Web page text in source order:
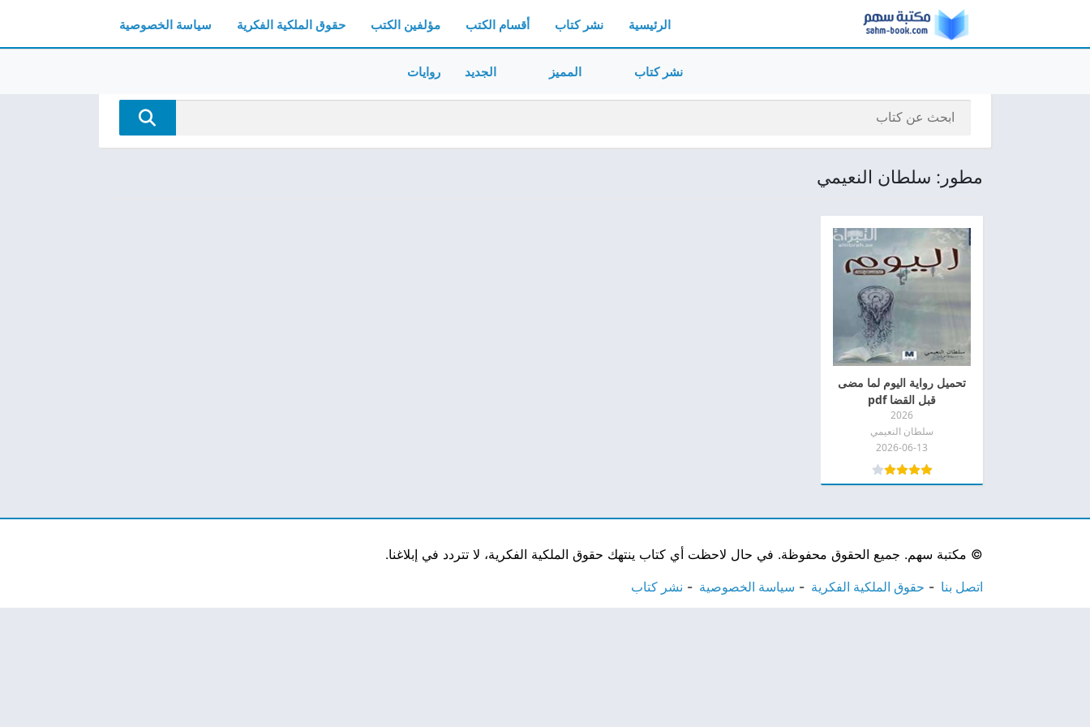
الرئيسية نشر كتاب أقسام الكتب مؤلفين الكتب حقوق الملكية الفكرية سياسة الخصوصية
نشر كتاب المميز الجديد روايات
مطور: سلطان النعيمي
تحميل رواية اليوم لما مضى
قبل القضا pdf
2026
سلطان النعيمي
2026-06-13
© مكتبة سهم. جميع الحقوق محفوظة. في حال لاحظت أي كتاب ينتهك حقوق الملكية الفكرية، لا تتردد في إبلاغنا.
اتصل بنا حقوق الملكية الفكرية سياسة الخصوصية نشر كتاب